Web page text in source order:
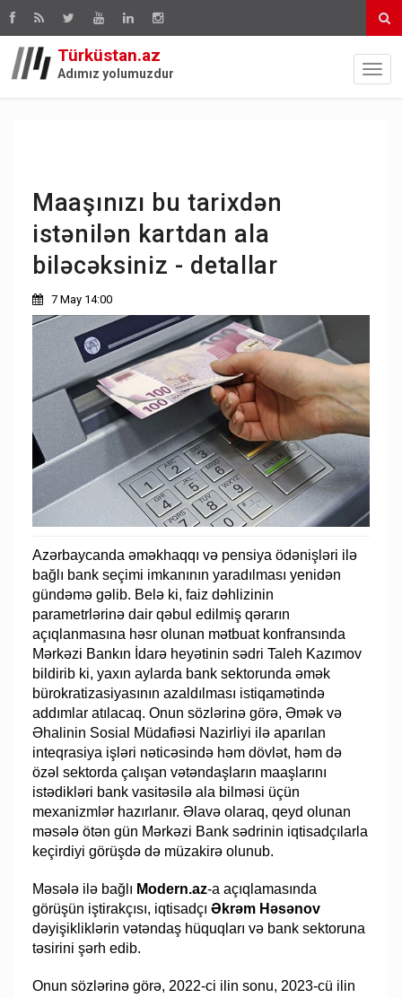
Türküstan.az
Adımız yolumuzdur
Maaşınızı bu tarixdən
istənilən kartdan ala
biləcəksiniz - detallar
7 May 14:00
Azərbaycanda əməkhaqqı və pensiya ödənişləri ilə
bağlı bank seçimi imkanının yaradılması yenidən
gündəmə gəlib. Belə ki, faiz dəhlizinin
parametrlərinə dair qəbul edilmiş qərarın
açıqlanmasına həsr olunan mətbuat konfransında
Mərkəzi Bankın İdarə heyətinin sədri Taleh Kazımov
bildirib ki, yaxın aylarda bank sektorunda əmək
bürokratizasiyasının azaldılması istiqamətində
addımlar atılacaq. Onun sözlərinə görə, Əmək və
Əhalinin Sosial Müdafiəsi Nazirliyi ilə aparılan
inteqrasiya işləri nəticəsində həm dövlət, həm də
özəl sektorda çalışan vətəndaşların maaşlarını
istədikləri bank vasitəsilə ala bilməsi üçün
mexanizmlər hazırlanır. Əlavə olaraq, qeyd olunan
məsələ ötən gün Mərkəzi Bank sədrinin iqtisadçılarla
keçirdiyi görüşdə də müzakirə olunub.
Məsələ ilə bağlı Modern.az-a açıqlamasında
görüşün iştirakçısı, iqtisadçıƏkrəm Həsənov
dəyişikliklərin vətəndaş hüquqları və bank sektoruna
təsirini şərh edib.
Onun sözlərinə görə, 2022-ci ilin sonu, 2023-cü ilin